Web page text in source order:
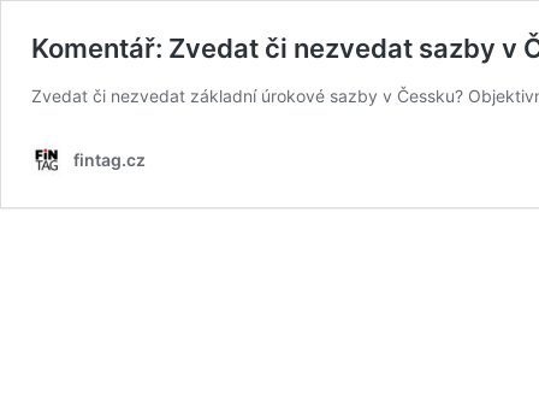
Komentář: Zvedat či nezvedat sazby v
Zvedat či nezvedat základní úrokové sazby v Čessku?
fintag.cz